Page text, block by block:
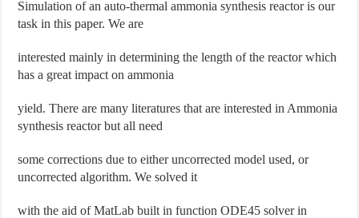
Simulation of an auto-thermal ammonia synthesis reactor is our
task in this paper. We are
interested mainly in determining the length of the reactor which
has a great impact on ammonia
yield. There are many literatures that are interested in Ammonia
synthesis reactor but all need
some corrections due to either uncorrected model used, or
uncorrected algorithm. We solved it
with the aid of MatLab built in function ODE45 solver in